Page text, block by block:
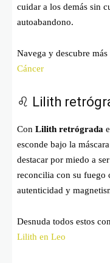
cuidar a los demás sin
autoabandono.
Navega y descubre
Cáncer
♌ Lilith
Con Lilith retrógrada
esconde bajo la
destacar por miedo a
reconcilia con su fuego
autenticidad y
Desnuda todos estos
Lilith en Leo